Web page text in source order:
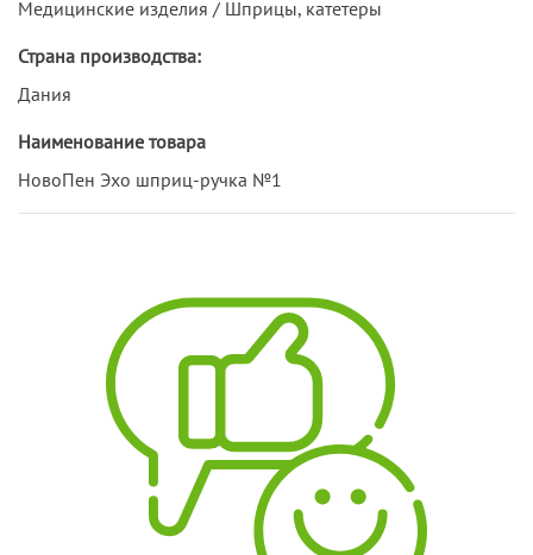
Медицинские изделия / Шприцы, катетеры
Страна производства:
Дания
Наименование товара
НовоПен Эхо шприц-ручка №1